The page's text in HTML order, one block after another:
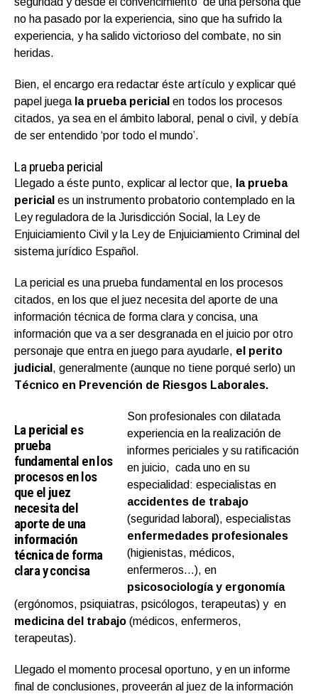
no ha pasado por la experiencia, sino que ha sufrido la
experiencia, y ha salido victorioso del combate, no sin
heridas.
Bien, el encargo era redactar éste artículo y explicar qué
papel juega la prueba pericial en todos los procesos
citados, ya sea en el ámbito laboral, penal o civil, y debía
de ser entendido ‘por todo el mundo’.
La prueba pericial
Llegado a éste punto, explicar al lector que, la prueba
pericial es un instrumento probatorio contemplado en la
Ley reguladora de la Jurisdicción Social, la Ley de
Enjuiciamiento Civil y la Ley de Enjuiciamiento Criminal del
sistema jurídico Español.
La pericial es una prueba fundamental en los procesos
citados, en los que el juez necesita del aporte de una
información técnica de forma clara y concisa, una
información que va a ser desgranada en el juicio por otro
personaje que entra en juego para ayudarle, el perito
judicial , generalmente (aunque no tiene porqué serlo) un
Técnico en Prevención de Riesgos Laborales.
Lapericial es
prueba
fundamental en los
procesos en los
que el juez
necesita del
aporte de una
información
técnicade forma
clara y concisa
Son profesionales con dilatada
experiencia en la realización de
informes periciales y su ratificación
en juicio, cada uno en su
especialidad: especialistas en
accidentes de trabajo
(seguridad laboral), especialistas
enfermedades profesionales
(higienistas, médicos,
enfermeros…), en
psicosociología y ergonomía
(ergónomos, psiquiatras, psicólogos, terapeutas) y en
medicina del trabajo (médicos, enfermeros,
terapeutas).
Llegado el momento procesal oportuno, y en un informe
final de conclusiones, proveerán al juez de la información